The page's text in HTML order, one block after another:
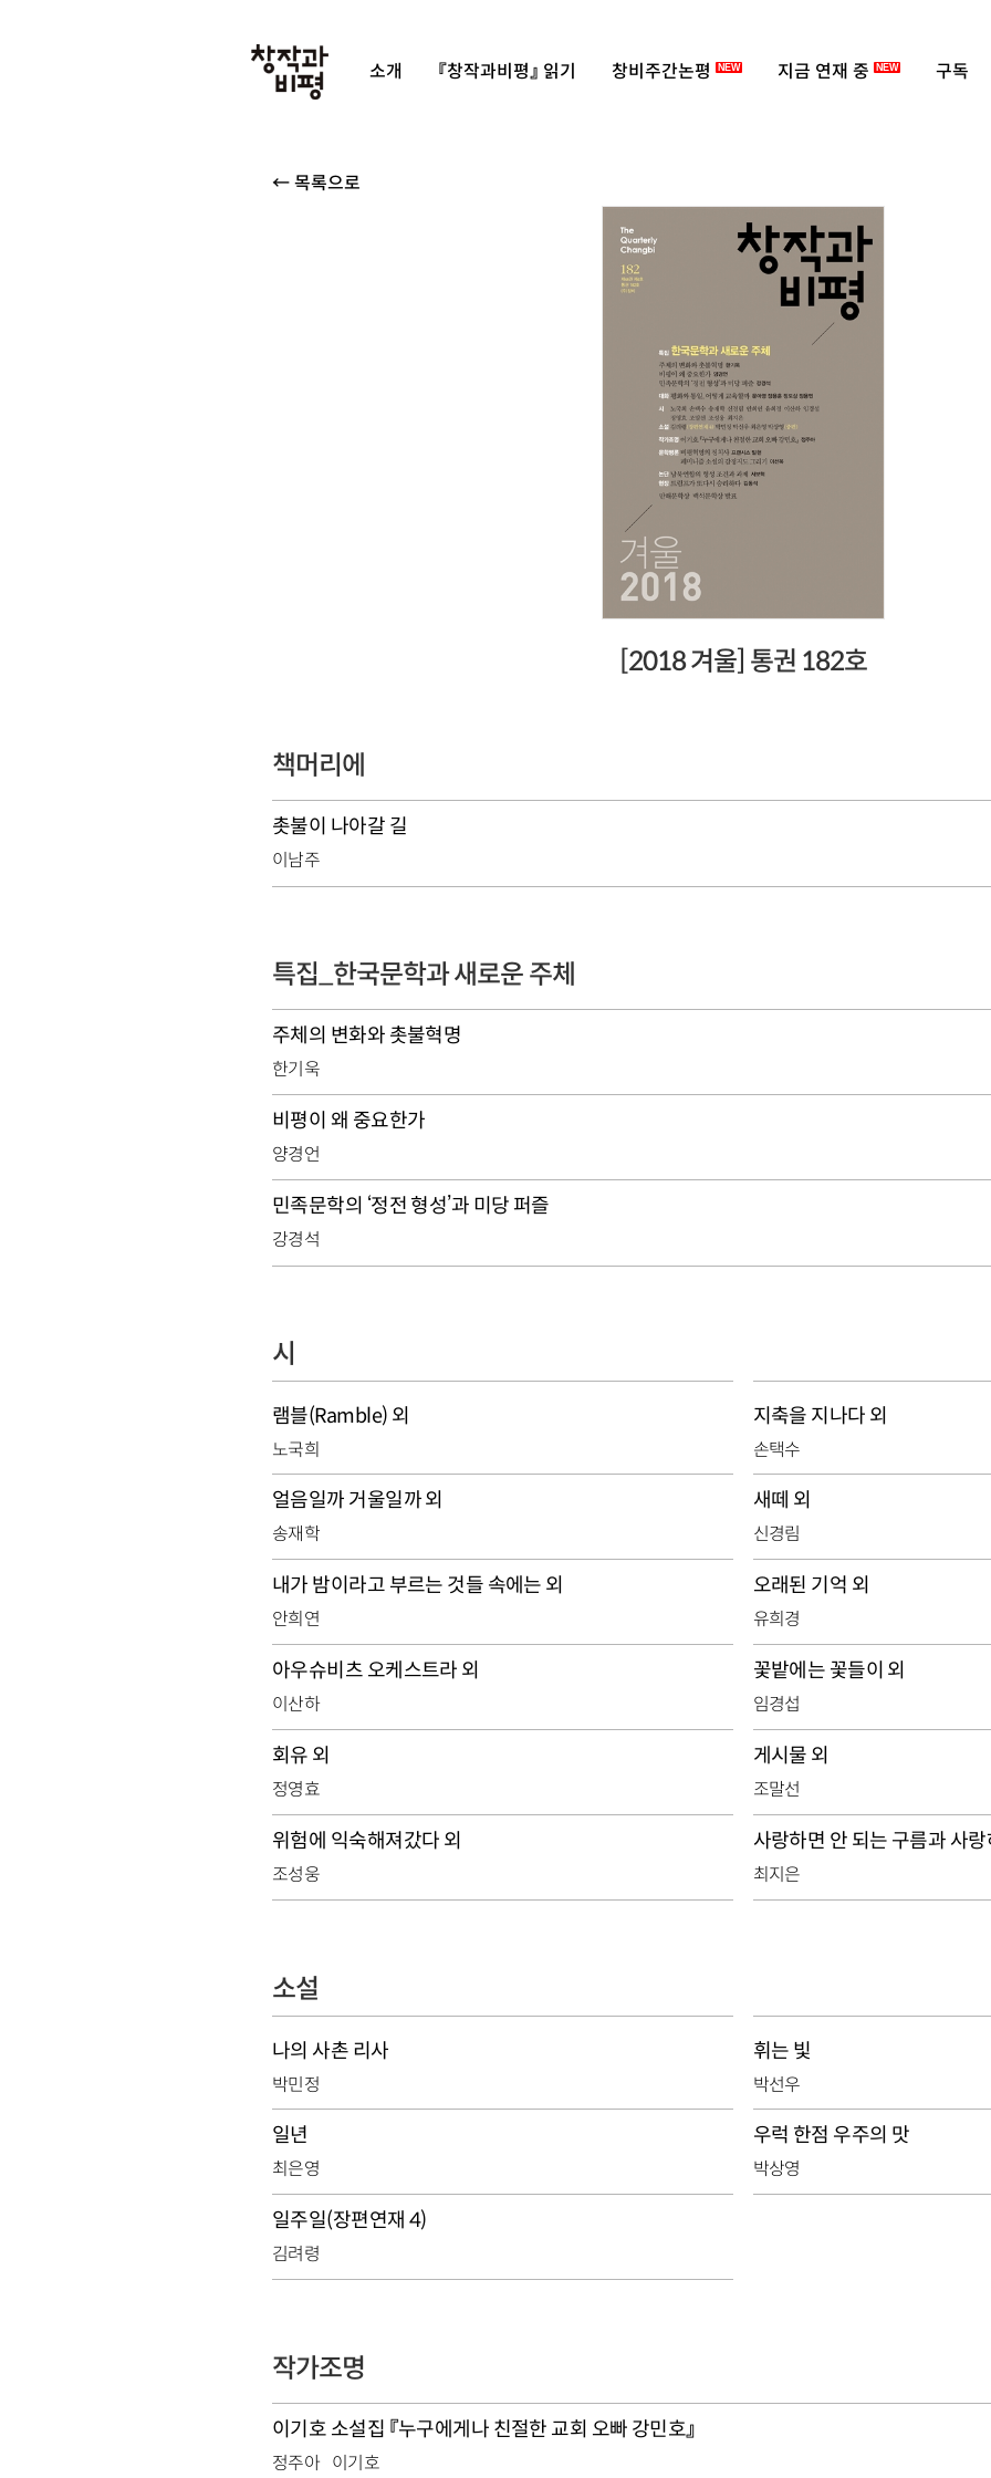
소개 『창작과비평』 읽기 창비주간논평 NEW 지금 연재 중 NEW 구독
← 목록으로
[2018 겨울] 통권 182호
책머리에
촛불이 나아갈 길
이남주
특집_한국문학과 새로운 주체
주체의 변화와 촛불혁명
한기욱
비평이 왜 중요한가
양경언
민족문학의 ‘정전 형성’과 미당 퍼즐
강경석
시
램블(Ramble) 외
노국희
지축을 지나다 외
손택수
얼음일까 거울일까 외
송재학
새떼 외
신경림
내가 밤이라고 부르는 것들 속에는 외
안희연
오래된 기억 외
유희경
아우슈비츠 오케스트라 외
이산하
꽃밭에는 꽃들이 외
임경섭
회유 외
정영효
게시물 외
조말선
위험에 익숙해져갔다 외
조성웅 최지은
소설
나의 사촌 리사
박민정
휘는 빛
박선우
일년
최은영
우럭 한점 우주의 맛
박상영
일주일(장편연재 4)
김려령
작가조명
이기호 소설집 『누구에게나 친절한 교회 오빠 강민호』
정주아 이기호